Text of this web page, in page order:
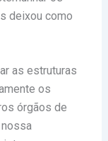
deixou como
as estruturas
os
órgãos de